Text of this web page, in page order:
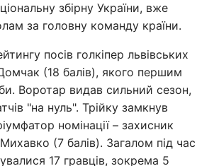
збірну України, вже
за головну команду країни.
посів голкіпер львівських
(18 балів), якого першим
Воротар видав сильний сезон,
"на нуль". Трійку замкнув
номінації – захисник
(7 балів). Загалом під час
17 гравців, зокрема 5